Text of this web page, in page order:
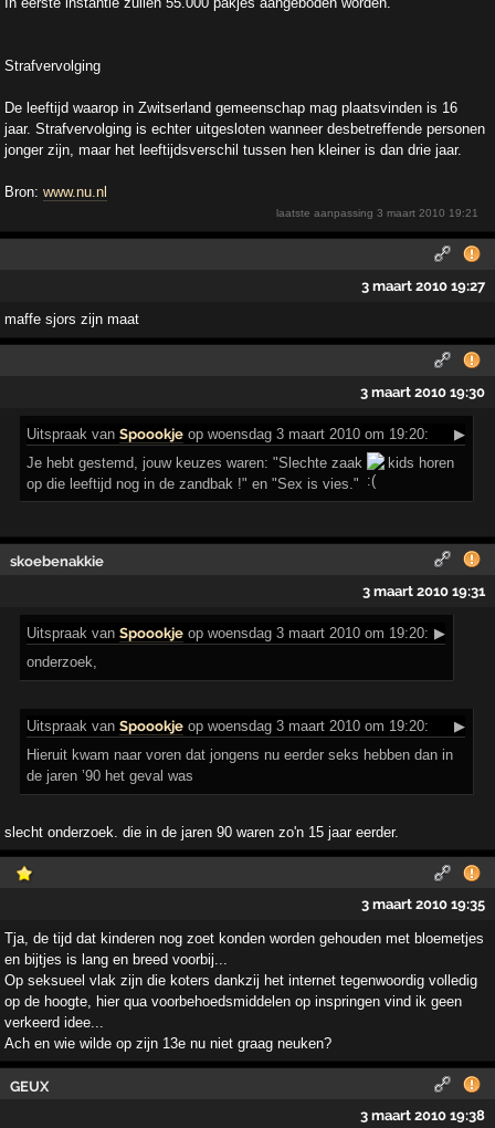
Strafvervolging
De leeftijd waarop in Zwitserland gemeenschap mag plaatsvinden is 16
jaar. Strafvervolging is echter uitgesloten wanneer desbetreffende personen
jonger zijn, maar het leeftijdsverschil tussen hen kleiner is dan drie jaar.
Bron: www.nu.nl
laatste aanpassing3 maart 2010 19:21
3 maart 2010 19:27
maffe sjors zijn maat
3 maart 2010 19:30
Uitspraak vanSpoookje op woensdag 3 maart 2010 om 19:20:
▶
Je hebt gestemd, jouw keuzes waren: "Slechte zaak
kids horen
op die leeftijd nog in de zandbak !" en "Sex is vies."
skoebenakkie
3 maart 2010 19:31
Uitspraak vanSpoookje op woensdag 3 maart 2010 om 19:20: ▶
onderzoek,
Uitspraak vanSpoookje op woensdag 3 maart 2010 om 19:20:
▶
Hieruit kwam naar voren dat jongens nu eerder seks hebben dan in
de jaren ’90 het geval was
slecht onderzoek. die in de jaren 90 waren zo'n 15 jaar eerder.
3 maart 2010 19:35
Tja, de tijd dat kinderen nog zoet konden worden gehouden met bloemetjes
en bijtjes is lang en breed voorbij...
Op seksueel vlak zijn die koters dankzij het internet tegenwoordig volledig
op de hoogte, hier qua voorbehoedsmiddelen op inspringen vind ik geen
verkeerd idee...
Ach en wie wilde op zijn 13e nu niet graag neuken?
GEUX
3 maart 2010 19:38